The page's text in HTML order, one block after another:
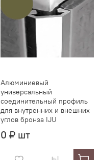
Алюминиевый
универсальный
соединительный профиль
для внутренних и внешних
углов бронза IJU
0 ₽ шт